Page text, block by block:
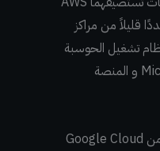
قليلاً من مراكز
نظام تشغيل الحوسبة
السحابية Arm لشركة Microsoft و المنصة
BSN لديها مركز بيانات واحد من Google Cloud